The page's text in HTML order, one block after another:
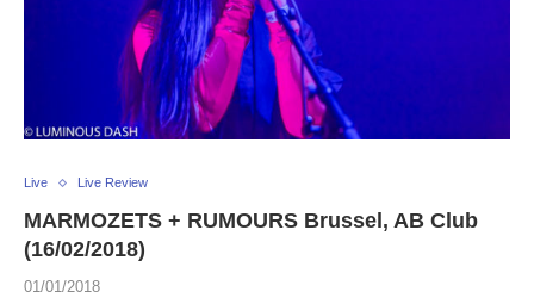
Live Live Review
MARMOZETS + RUMOURS Brussel, AB Club
(16/02/2018)
01/01/2018